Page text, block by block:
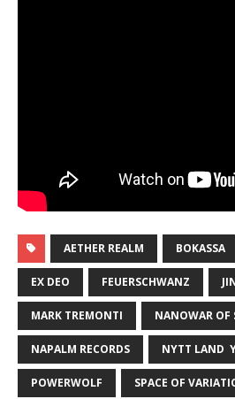
AETHER REALM BOKASSA
EX DEO FEUERSCHWANZ
MARK TREMONTI NANOWAR OF
NAPALM RECORDS NYTT LAND
POWERWOLF SPACE OF